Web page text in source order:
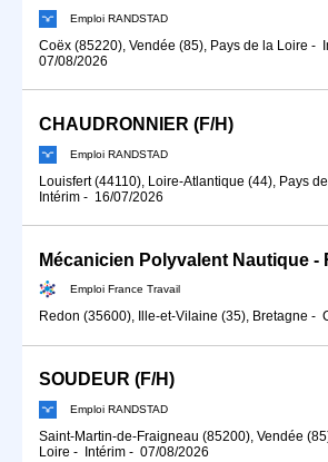
Emploi RANDSTAD
Coëx (85220), Vendée (85), Pays de la Loire -
07/08/2026
CHAUDRONNIER (F/H)
Emploi RANDSTAD
Louisfert (44110), Loire-Atlantique (44), Pays
Intérim - 16/07/2026
Mécanicien Polyvalent Nautique -
Emploi France Travail
Redon (35600), Ille-et-Vilaine (35), Bretagne -
SOUDEUR (F/H)
Emploi RANDSTAD
Saint-Martin-de-Fraigneau (85200), Vendée
Loire - Intérim - 07/08/2026